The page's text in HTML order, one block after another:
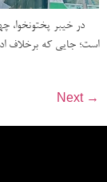
در خیبر پختونخوا،
است؛ جایی که برخلاف
Next →